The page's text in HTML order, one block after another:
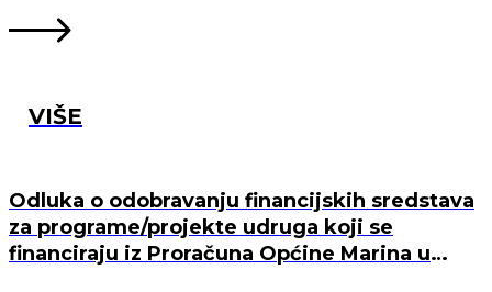
VIŠE
Odluka o odobravanju financijskih sredstava
za programe/projekte udruga koji se
financiraju iz Proračuna Općine Marina u